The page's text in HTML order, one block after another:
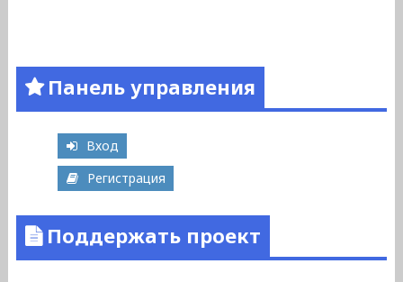
Панель управления
Вход
Регистрация
Поддержать проект